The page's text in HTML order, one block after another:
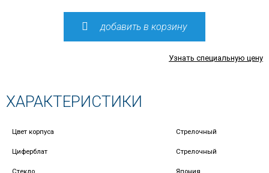
добавить в корзину
Узнать специальную цену
ХАРАКТЕРИСТИКИ
Цвет корпуса Стрелочный
Циферблат Стрелочный
Стекло Япония